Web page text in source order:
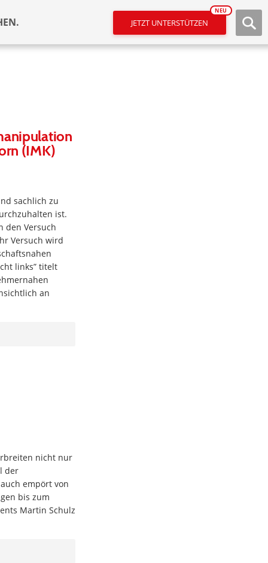
JETZT UNTERSTÜTZEN
NEU
(IMK)
sachlich zu
ist.
den Versuch
Versuch wird
links” titelt
an
nicht nur
der
empört von
bis zum
Martin Schulz